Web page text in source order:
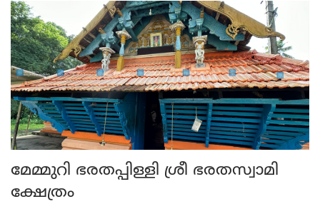
മേമ്മുറി ഭരതപ്പിള്ളി ശ്രീ ഭരതസ്വാമി
ക്ഷേത്രം